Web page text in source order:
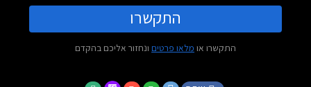
התקשרו
התקשרו או מלאו פרטים ונחזור אליכם בהקדם